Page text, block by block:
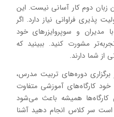
زبان دوم کار آسانی نیست. این
پذیری فراوانی نیاز دارد. اگر
مدیران و سوپروایزرهای خود
مشورت کنید. ببینید که
از شما دارند.
برگزاری دوره‌های تربیت مدرس،
کارگاه‌های آموزشی متفاوت
کارگاه‌ها همیشه باعث می‌شود
است سر کلاس انجام دهید آشنا